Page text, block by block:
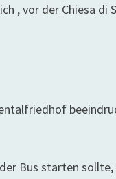
, vor der Chiesa di
Bus starten sollte,